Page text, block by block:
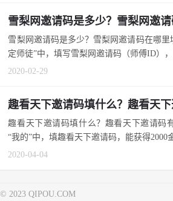
雪梨网邀请码是多少？雪梨网邀请
雪梨网邀请码是多少？雪梨网邀请码在哪里
定师徒”中，填写雪梨网邀请码（师傅ID）
2020-02-29
趣看天下邀请码填什么？趣看天下
趣看天下邀请码填什么？趣看天下邀请码
“我的”中，填趣看天下邀请码，能获得2000
2020-04-04
© 2023 QIPOU.COM